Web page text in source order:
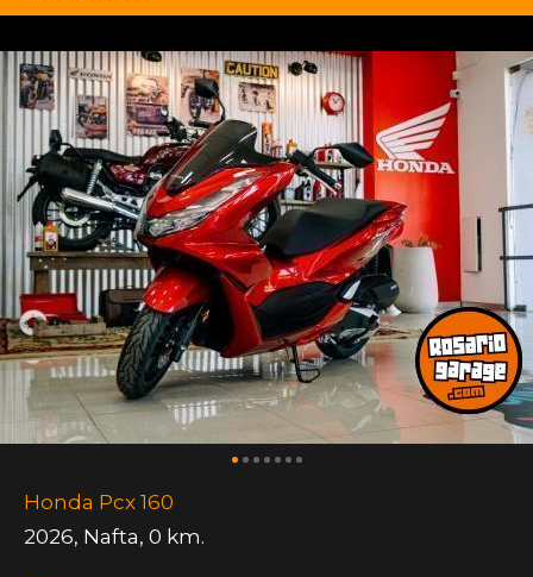
Honda Pcx 160
2026, Nafta, 0 km.